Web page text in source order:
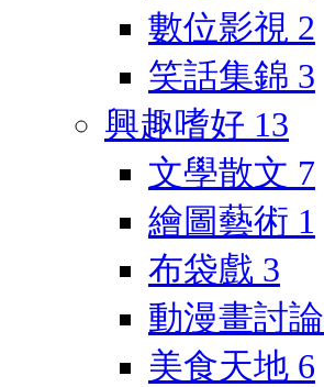
數位影視 2
笑話集錦 3
興趣嗜好 13
文學散文 7
繪圖藝術 1
布袋戲 3
動漫畫討論
美食天地 6